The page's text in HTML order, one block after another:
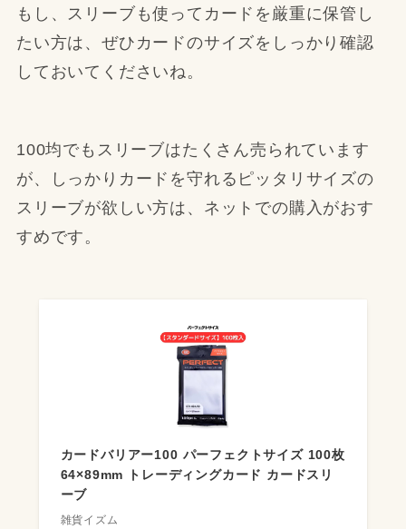
もし、スリーブも使ってカードを厳重に保管し
たい方は、ぜひカードのサイズをしっかり確認
しておいてくださいね。
100均でもスリーブはたくさん売られています
が、しっかりカードを守れるピッタリサイズの
スリーブが欲しい方は、ネットでの購入がおす
すめです。
カードバリアー100 パーフェクトサイズ 100枚
64×89mm トレーディングカード カードスリ
ーブ
雑貨イズム